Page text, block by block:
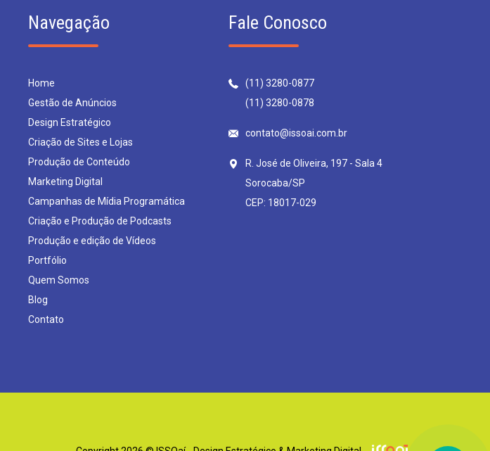
Navegação
Home
Gestão de Anúncios
Design Estratégico
Criação de Sites e Lojas
Produção de Conteúdo
Marketing Digital
Campanhas de Mídia Programática
Criação e Produção de Podcasts
Produção e edição de Vídeos
Portfólio
Quem Somos
Blog
Contato
Fale Conosco
(11) 3280-0877
(11) 3280-0878
contato@issoai.com.br
R. José de Oliveira, 197 - Sala 4
Sorocaba/SP
CEP: 18017-029